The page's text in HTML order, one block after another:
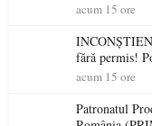
acum 15 ore
fără permis!
acum 15 ore
Patronatul